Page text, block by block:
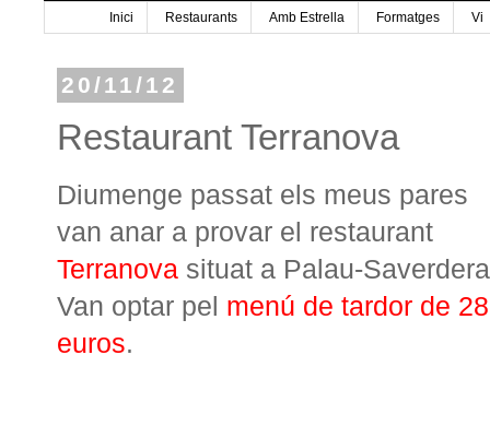
Inici Restaurants Amb Estrella Formatges Vi
20/11/12
Restaurant Terranova
Diumenge passat els meus pares
van anar a provar el restaurant
Terranova situat a Palau-
Van optar pel menú de tardor de 28
euros.